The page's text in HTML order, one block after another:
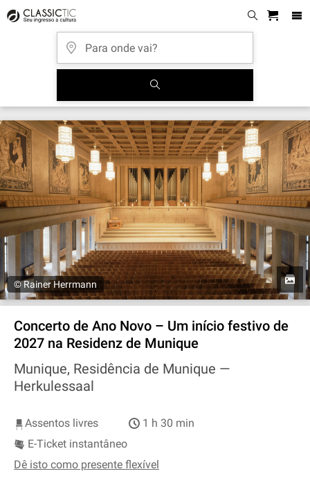
© Rainer Herrmann
Concerto de Ano Novo – Um início festivo de
2027 na Residenz de Munique
Munique, Residência de Munique —
Herkulessaal
Assentos livres
1 h 30 min
E-Ticket instantâneo
Dê isto como presente flexível